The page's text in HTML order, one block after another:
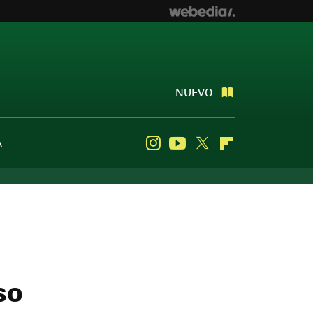
NUEVO
InstagramYoutube
Twitter